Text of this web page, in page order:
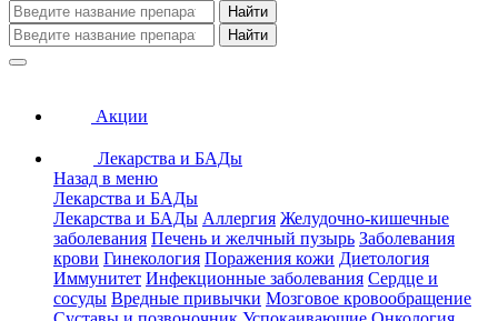
Найти
Найти
Акции
Лекарства и БАДы
Назад в меню
Лекарства и БАДы
Лекарства и БАДы Аллергия Желудочно-кишечные
заболевания Печень и желчный пузырь Заболевания
крови Гинекология Поражения кожи Диетология
Иммунитет Инфекционные заболевания Сердце и
сосуды Вредные привычки Мозговое кровообращение